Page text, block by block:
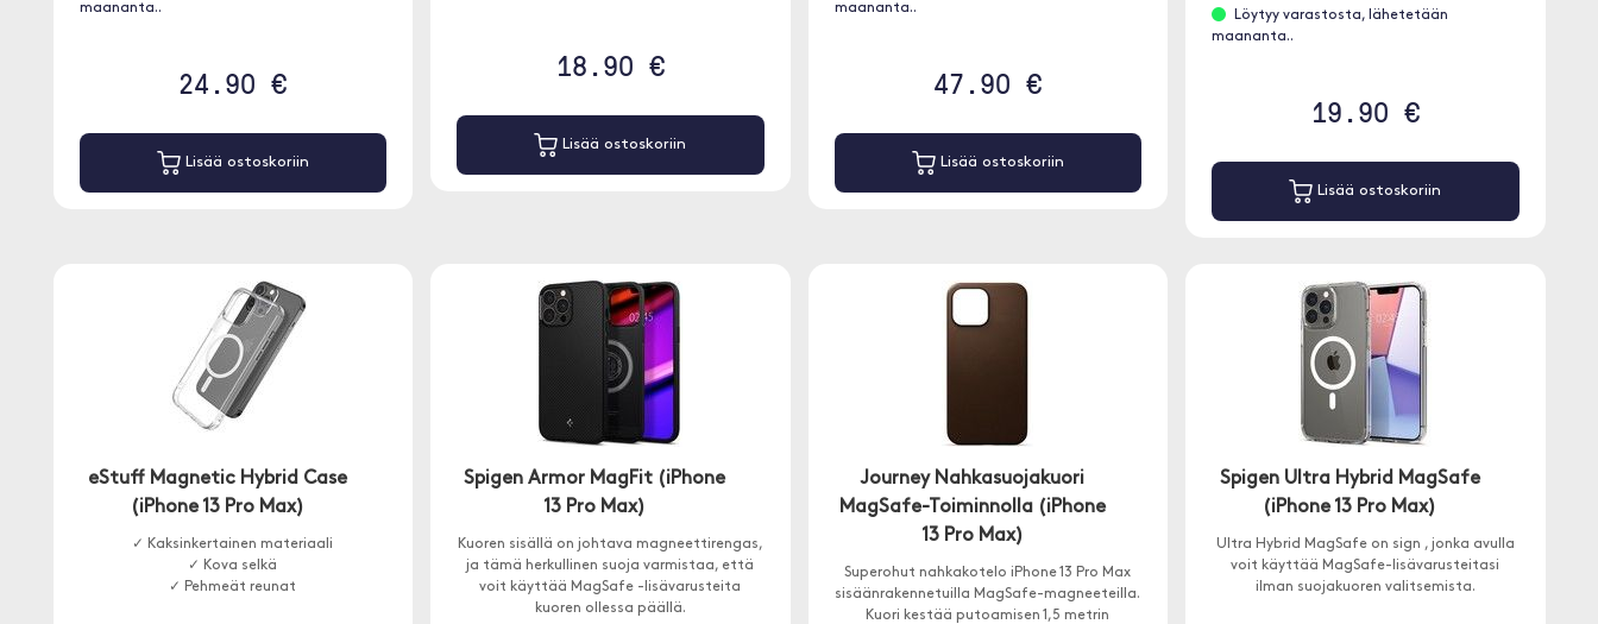
maananta..
24.90 €
Lisää ostoskoriin
18.90 €
Lisää ostoskoriin
maananta..
47.90 €
Lisää ostoskoriin
Löytyy varastosta, lähetetään
maananta..
19.90 €
Lisää ostoskoriin
eStuff Magnetic Hybrid Case
(iPhone 13 Pro Max)
✓ Kaksinkertainen materiaali
✓ Kova selkä
✓ Pehmeät reunat
Spigen Armor MagFit (iPhone
13 Pro Max)
Kuoren sisällä on johtava magneettirengas,
ja tämä herkullinen suoja varmistaa, että
voit käyttää MagSafe -lisävarusteita
kuoren ollessa päällä.
Journey Nahkasuojakuori
MagSafe-Toiminnolla (iPhone
13 Pro Max)
Superohut nahkakotelo iPhone 13 Pro Max
sisäänrakennetuilla MagSafe-magneeteilla.
Kuori kestää putoamisen 1,5 metrin
Spigen Ultra Hybrid MagSafe
(iPhone 13 Pro Max)
Ultra Hybrid MagSafe on sign , jonka avulla
voit käyttää MagSafe-lisävarusteitasi
ilman suojakuoren valitsemista.